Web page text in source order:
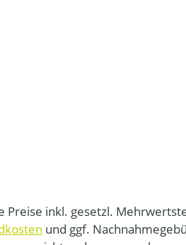
Preise inkl. gesetzl.
und ggf.